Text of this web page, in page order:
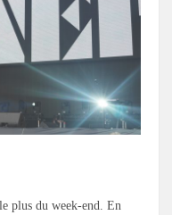
plus du week-end. En